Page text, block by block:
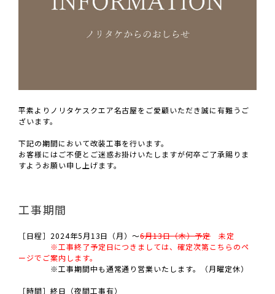
平素よりノリタケスクエア名古屋をご愛顧いただき誠に有難うご
ざいます。
下記の期間において改装工事を行います。
お客様にはご不便とご迷惑お掛けいたしますが何卒ご了承賜りま
すようお願い申し上げます。
工事期間
［日程］2024年5月13日（月）～6月13日（木）予定未定
※工事終了予定日につきましては、確定次第こちらのペ
ージでご案内します。
※工事期間中も通常通り営業いたします。（月曜定休）
［時間］終日（夜間工事有）